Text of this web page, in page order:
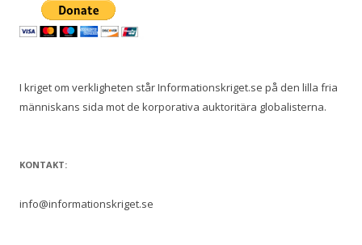
I kriget om verkligheten står Informationskriget.se på den lilla fria
människans sida mot de korporativa auktoritära globalisterna.
KONTAKT:
info@informationskriget.se